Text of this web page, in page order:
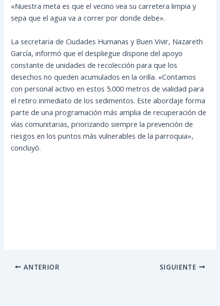
«Nuestra meta es que el vecino vea su carretera limpia y
sepa que el agua va a correr por donde debe».
La secretaria de Ciudades Humanas y Buen Vivir, Nazareth
García, informó que el despliegue dispone del apoyo
constante de unidades de recolección para que los
desechos no queden acumulados en la orilla. «Contamos
con personal activo en estos 5.000 metros de vialidad para
el retiro inmediato de los sedimentos. Este abordaje forma
parte de una programación más amplia de recuperación de
vías comunitarias, priorizando siempre la prevención de
riesgos en los puntos más vulnerables de la parroquia»,
concluyó.
ANTERIOR SIGUIENTE